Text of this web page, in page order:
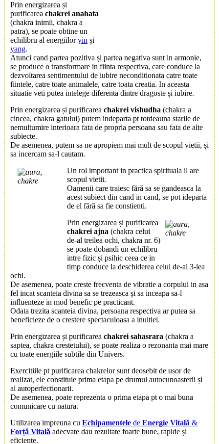
Prin energizarea și
purificarea chakrei anahata
(chakra inimii, chakra a
patra), se poate obtine un
echilibru al energiiloryin și
yang.
Atunci cand partea pozitiva și partea negativa sunt in armonie,
se produce o transformare in fiinta respectiva, care conduce la
dezvoltarea sentimentului de iubire neconditionata catre toate
fiintele, catre toate animalele, catre toata creatia. In aceasta
situatie veti putea intelege diferenta dintre dragoste și iubire.
Prin energizarea și purificarea chakrei vishudha (chakra a
cincea, chakra gatului) putem indeparta pt totdeauna starile de
nemultumire interioara fata de propria persoana sau fata de alte
subiecte.
De asemenea, putem sa ne apropiem mai mult de scopul vietii, și
sa incercam sa-l cautam.
Un rol important in practica spirituala il are
scopul vietii.
Oamenii care traiesc fără sa se gandeasca la
acest subiect din cand in cand, se pot ideparta
de el fără sa fie constienti.
Prin energizarea și purificarea
chakrei ajna (chakra celui
de-al treilea ochi, chakra nr. 6)
se poate dobandi un echilibru
intre fizic și psihic ceea ce in
timp conduce la deschiderea celui de-al 3-lea
ochi.
De asemenea, poate creste frecventa de vibratie a corpului in asa
fel incat scanteia divina sa se trezeasca și sa inceapa sa-l
influenteze in mod benefic pe practicant.
Odata trezita scanteia divina, persoana respectiva ar putea sa
beneficieze de o crestere spectaculoasa a inuitiei.
Prin energizarea și purificarea chakrei sahasrara (chakra a
saptea, chakra crestetului), se poate realiza o rezonanta mai mare
cu toate energiile subtile din Univers.
Exercitiile pt purificarea chakrelor sunt deosebit de usor de
realizat, ele constituie prima etapa pe drumul autocunoasterii și
al autoperfectionarii.
De asemenea, poate reprezenta o prima etapa pt o mai buna
comunicare cu natura.
Utilizarea impreuna cu Echipamentele de Energie Vitală &
Forță Vitală adecvate dau rezultate foarte bune, rapide și
eficiente.